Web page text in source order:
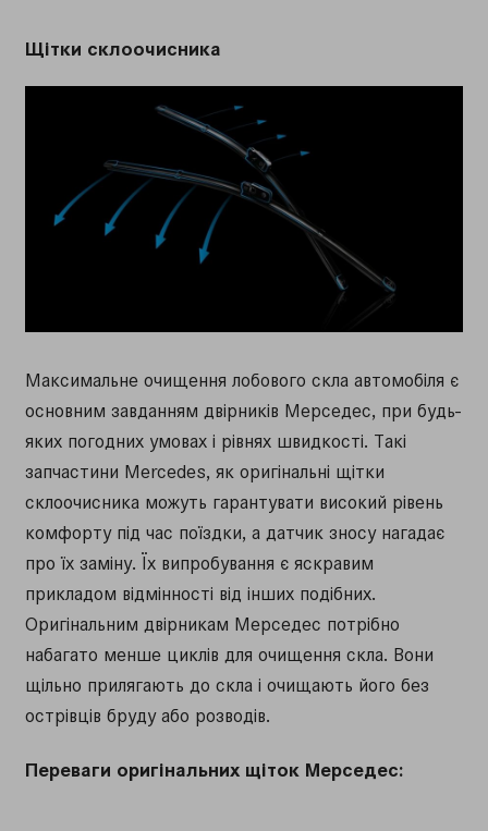
Щітки склоочисника
Максимальне очищення лобового скла автомобіля є
основним завданням двірників Мерседес, при будь-
яких погодних умовах і рівнях швидкості. Такі
запчастини Mercedes, як оригінальні щітки
склоочисника можуть гарантувати високий рівень
комфорту під час поїздки, а датчик зносу нагадає
про їх заміну. Їх випробування є яскравим
прикладом відмінності від інших подібних.
Оригінальним двірникам Мерседес потрібно
набагато менше циклів для очищення скла. Вони
щільно прилягають до скла і очищають його без
острівців бруду або розводів.
Переваги оригінальних щіток Мерседес: